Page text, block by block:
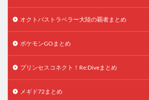
オクトパストラベラー大陸の覇者まとめ
ポケモンGOまとめ
プリンセスコネクト！Re:Diveまとめ
メギド72まとめ